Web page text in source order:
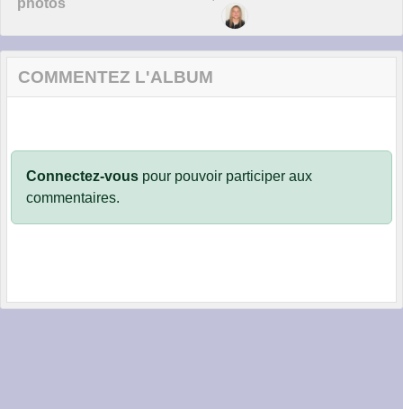
photos
COMMENTEZ L'ALBUM
Connectez-vous pour pouvoir participer aux
commentaires.